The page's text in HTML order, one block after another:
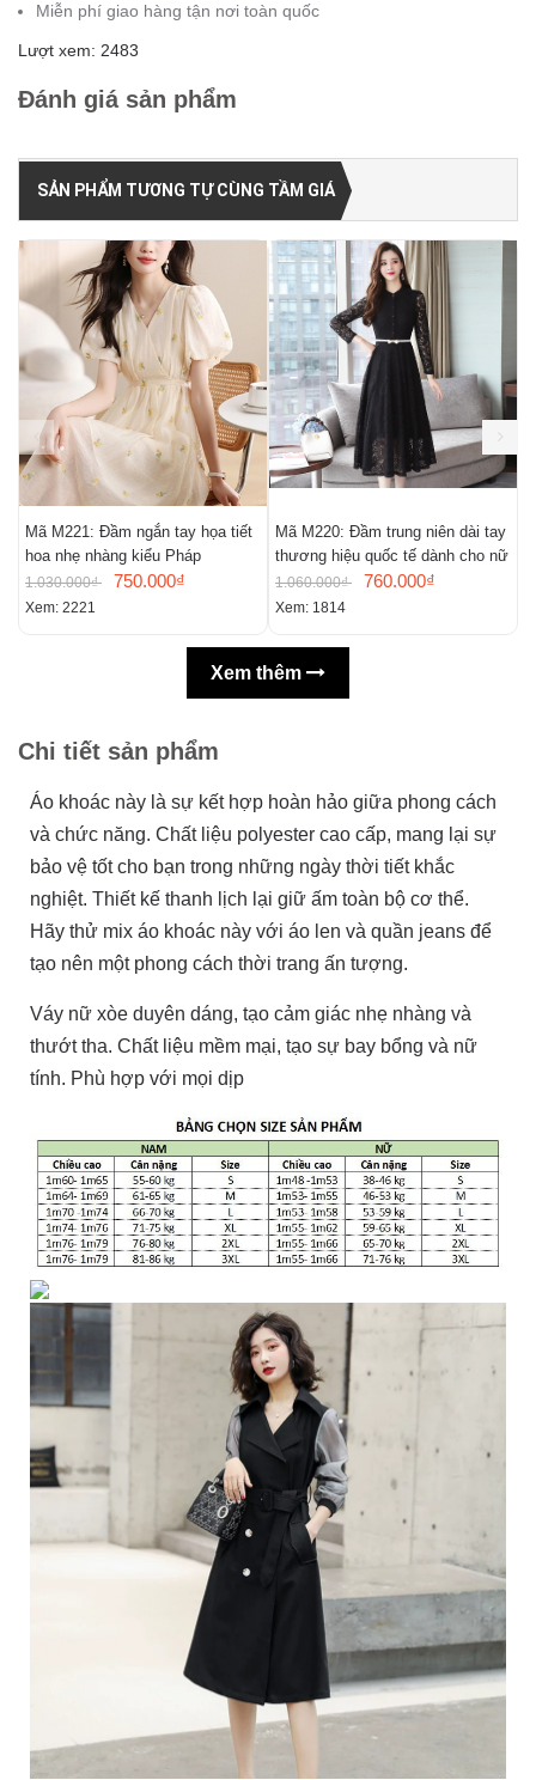
Miễn phí giao hàng tận nơi toàn quốc
Lượt xem: 2483
Đánh giá sản phẩm
SẢN PHẨM TƯƠNG TỰ CÙNG TẦM GIÁ
Mã M221: Đầm ngắn tay họa tiết
hoa nhẹ nhàng kiểu Pháp
1.030.000₫ 750.000₫
Xem: 2221
Mã M220: Đầm trung niên dài tay
thương hiệu quốc tế dành cho nữ
1.060.000₫ 760.000₫
Xem: 1814
Xem thêm
Chi tiết sản phẩm
Áo khoác này là sự kết hợp hoàn hảo giữa phong cách
và chức năng. Chất liệu polyester cao cấp, mang lại sự
bảo vệ tốt cho bạn trong những ngày thời tiết khắc
nghiệt. Thiết kế thanh lịch lại giữ ấm toàn bộ cơ thể.
Hãy thử mix áo khoác này với áo len và quần jeans để
tạo nên một phong cách thời trang ấn tượng.
Váy nữ xòe duyên dáng, tạo cảm giác nhẹ nhàng và
thướt tha. Chất liệu mềm mại, tạo sự bay bổng và nữ
tính. Phù hợp với mọi dịp